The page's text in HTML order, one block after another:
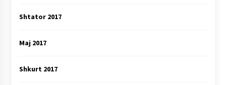
Shtator 2017
Maj 2017
Shkurt 2017